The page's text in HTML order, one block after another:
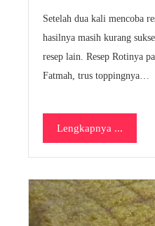
Setelah dua kali mencoba
hasilnya masih kurang
resep lain. Resep Rotinya
Fatmah, trus toppingnya…
Lengkapnya ...